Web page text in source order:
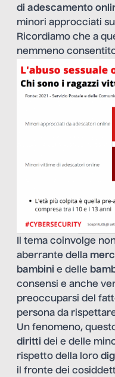
di adescamento
minori approcciati
Ricordiamo che a
nemmeno
Il tema coinvolge
aberrante della
bambini e delle
consensi e anche
preoccuparsi del
persona da
Un fenomeno,
diritti dei e delle
rispetto della loro
il fronte dei